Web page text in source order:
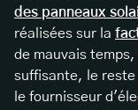
des panneaux
réalisées sur la
de mauvais
suffisante, le reste
le fournisseur